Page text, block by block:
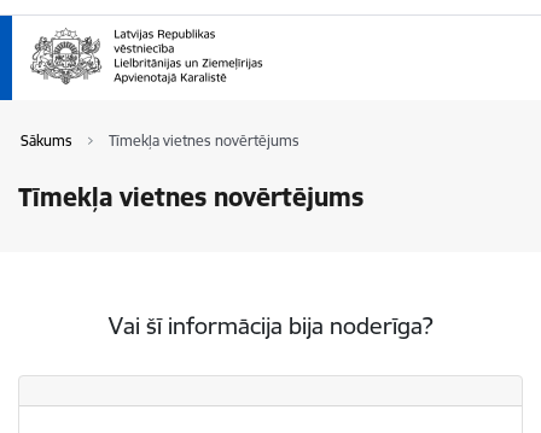
Sākums Tīmekļa vietnes novērtējums
Tīmekļa vietnes novērtējums
Vai šī informācija bija noderīga?
Vai šī informācija bija noderīga?